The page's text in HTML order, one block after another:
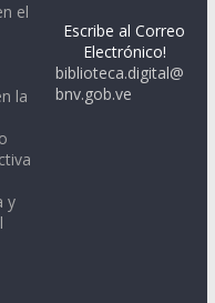
el
la
y
Escribe al Correo
Electrónico!
biblioteca.digital@
bnv.gob.ve